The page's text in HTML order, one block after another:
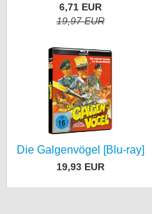
6,71 EUR
19,97 EUR
Die Galgenvögel [Blu-ray]
19,93 EUR